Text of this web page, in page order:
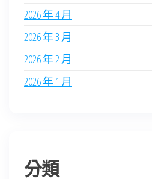
2026 年 4 月
2026 年 3 月
2026 年 2 月
2026 年 1 月
分類